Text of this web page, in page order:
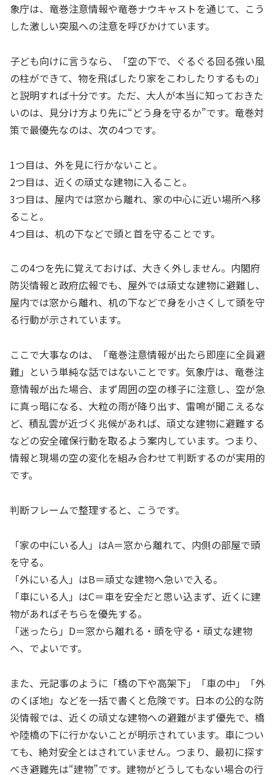
象庁は、竜巻注意情報や竜巻ナウキャストを通じて、こう
した激しい突風への注意を呼びかけています。
子ども向けに言うなら、「空の下で、ぐるぐる回る強い風
の柱ができて、物を飛ばしたり家をこわしたりするもの」
と説明すれば十分です。ただ、大人が本当に知っておきた
いのは、見分け方より先に“どう身を守るか”です。竜巻対
策で最優先なのは、次の4つです。
1つ目は、外を見に行かないこと。
2つ目は、近くの頑丈な建物に入ること。
3つ目は、屋内では窓から離れ、家の中心に近い場所へ移
ること。
4つ目は、机の下などで頭と首を守ることです。
この4つを先に覚えておけば、大きく外しません。内閣府
防災情報と政府広報でも、屋外では頑丈な建物に避難し、
屋内では窓から離れ、机の下などで身を小さくして頭を守
る行動が示されています。
ここで大事なのは、「竜巻注意情報が出たら即座に全員避
難」という単純な話ではないことです。気象庁は、竜巻注
意情報が出た場合、まず周囲の空の様子に注意し、空が急
に真っ暗になる、大粒の雨が降り出す、雷鳴が聞こえるな
ど、積乱雲が近づく兆候があれば、頑丈な建物に避難する
などの安全確保行動を取るよう案内しています。つまり、
情報と現場の空の変化を組み合わせて判断するのが実用的
です。
判断フレームで整理すると、こうです。
「家の中にいる人」はA＝窓から離れて、内側の部屋で頭
を守る。
「外にいる人」はB＝頑丈な建物へ急いで入る。
「車にいる人」はC＝車を安全だと思い込まず、近くに建
物があればそちらを優先する。
「迷ったら」D＝窓から離れる・頭を守る・頑丈な建物
へ、でよいです。
また、元記事のように「橋の下や高架下」「車の中」「外
のくぼ地」などを一括で書くと危険です。日本の公的な防
災情報では、近くの頑丈な建物への避難がまず優先で、橋
や陸橋の下に行かないことが明示されています。車につい
ても、絶対安全とはされていません。つまり、最初に探す
べき避難先は“建物”です。建物がどうしてもない場合の行